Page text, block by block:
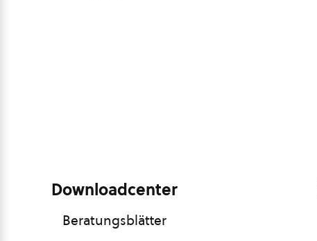
Downloadcenter
Beratungsblätter